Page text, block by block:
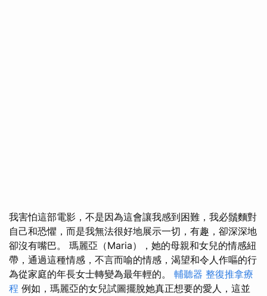
我害怕這部電影，不是因為這會讓我感到困難，我必鬚麵對
自己和恐懼，而是我無法很好地展示一切，有趣，卻深深地
卻沒有嘴巴。 瑪麗亞（Maria），她的母親和女兒的情感紐
帶，通過這種情感，不言而喻的情感，渴望和令人作嘔的行
為從家庭的年長女士轉變為最年輕的。 輔聽器 整復推拿療
程 例如，瑪麗亞的女兒試圖擺脫她真正想要的愛人，這並